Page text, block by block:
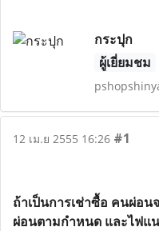
กระปุก
ผู้เยี่ยมชม
12 เม.ย 2555 16:26 #1
ถ้าเป็นการเช่าซื้อ คนผ่อ
ผ่อนตามกำหนด และไฟ